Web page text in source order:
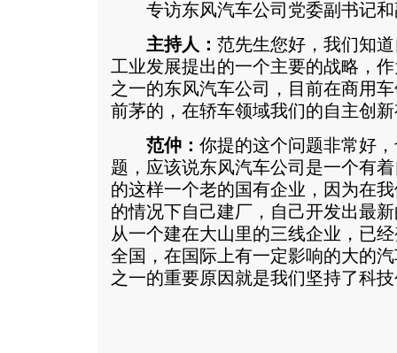
专访东风汽车公司党委副书记和
主持人： 范先生您好，我们知
工业发展提出的一个主要的战略，
之一的东风汽车公司，目前在商用
前茅的，在轿车领域我们的自主创
范仲： 你提的这个问题非常好
题，应该说东风汽车公司是一个有
的这样一个老的国有企业，因为在
的情况下自己建厂，自己开发出最
从一个建在大山里的三线企业，已
全国，在国际上有一定影响的大的
之一的重要原因就是我们坚持了科